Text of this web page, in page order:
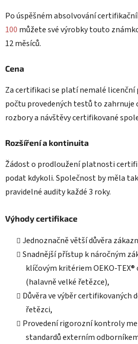
Po úspěšném absolvování
100 můžete své výrobky touto
12 měsíců.
Cena
Za certifikaci se platí nemalé licenční
počtu provedených testů to zahrnuje
rozbory a návštěvy certifikované
Rozšíření a kontinuita
Žádost o prodloužení platnosti
podat kdykoli. Společnost by měla
pravidelné audity každé 3 roky.
Výhody certifikace
Jednoznačně větší důvěra
Snadnější přístup k náročným
klíčovým kritériem OEKO-
(halavně velké řetězce),
Důvěra ve výběr certifikovaných
řetězci,
Provedení rigorozní kontroly
standardů externím